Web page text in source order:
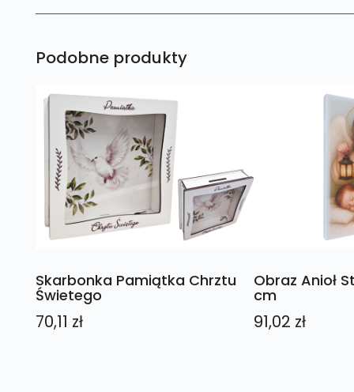
Podobne produkty
Skarbonka Pamiątka Chrztu
Świetego
70,11 zł
Obraz Anioł
cm
91,02 zł